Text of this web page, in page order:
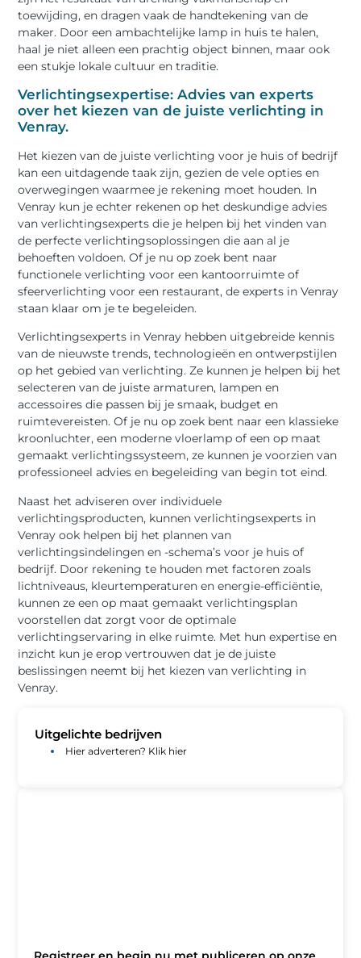
toewijding, en dragen vaak de handtekening van de
maker. Door een ambachtelijke lamp in huis te halen,
haal je niet alleen een prachtig object binnen, maar ook
een stukje lokale cultuur en traditie.
Verlichtingsexpertise: Advies van experts
over het kiezen van de juiste verlichting in
Venray.
Het kiezen van de juiste verlichting voor je huis of bedrijf
kan een uitdagende taak zijn, gezien de vele opties en
overwegingen waarmee je rekening moet houden. In
Venray kun je echter rekenen op het deskundige advies
van verlichtingsexperts die je helpen bij het vinden van
de perfecte verlichtingsoplossingen die aan al je
behoeften voldoen. Of je nu op zoek bent naar
functionele verlichting voor een kantoorruimte of
sfeerverlichting voor een restaurant, de experts in Venray
staan klaar om je te begeleiden.
Verlichtingsexperts in Venray hebben uitgebreide kennis
van de nieuwste trends, technologieën en ontwerpstijlen
op het gebied van verlichting. Ze kunnen je helpen bij het
selecteren van de juiste armaturen, lampen en
accessoires die passen bij je smaak, budget en
ruimtevereisten. Of je nu op zoek bent naar een klassieke
kroonluchter, een moderne vloerlamp of een op maat
gemaakt verlichtingssysteem, ze kunnen je voorzien van
professioneel advies en begeleiding van begin tot eind.
Naast het adviseren over individuele
verlichtingsproducten, kunnen verlichtingsexperts in
Venray ook helpen bij het plannen van
verlichtingsindelingen en -schema’s voor je huis of
bedrijf. Door rekening te houden met factoren zoals
lichtniveaus, kleurtemperaturen en energie-efficiëntie,
kunnen ze een op maat gemaakt verlichtingsplan
voorstellen dat zorgt voor de optimale
verlichtingservaring in elke ruimte. Met hun expertise en
inzicht kun je erop vertrouwen dat je de juiste
beslissingen neemt bij het kiezen van verlichting in
Venray.
Uitgelichte bedrijven
Hier adverteren? Klik hier